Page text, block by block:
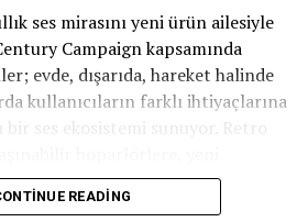
daha pratik hale
uzun
kolaylaştıran özellikler sunuyor.
sayesinde, uzun yolculuklar artık
ses mirasını yeni ürün ailesiyle
Campaign kapsamında
evde, dışarıda, hareket halinde
kullanıcıların farklı ihtiyaçlarına
bir ses ekosistemi sunuyor. Retro
çok amaçlı acil durum
seri, Philips Sound’un tasarım,
READING